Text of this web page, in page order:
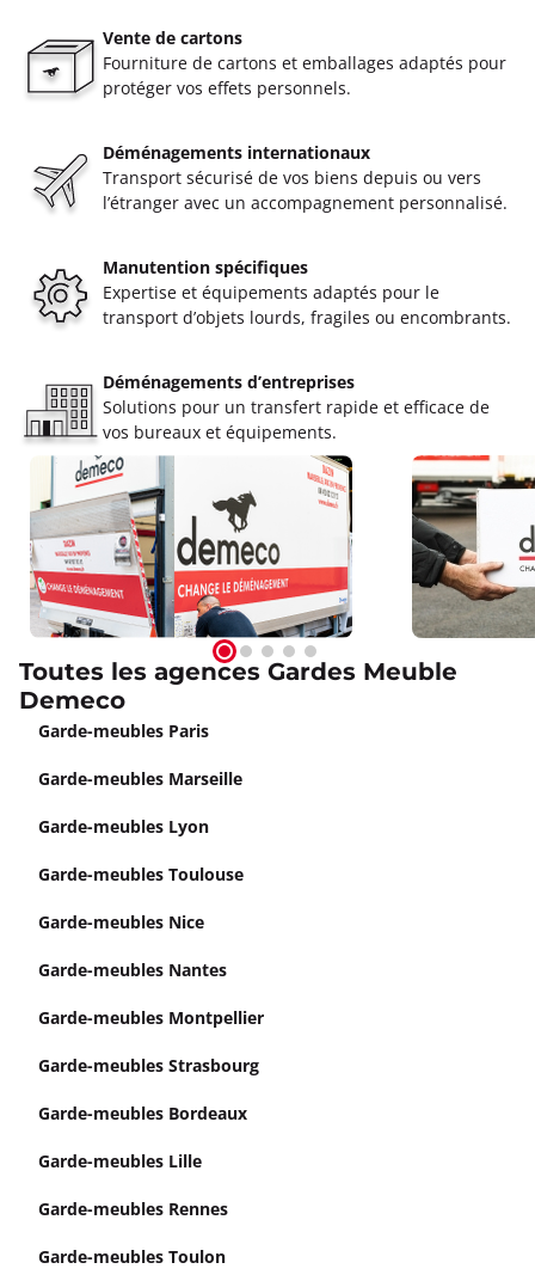
Vente de cartons
Fourniture de cartons et emballages adaptés pour
protéger vos effets personnels.
Déménagements internationaux
Transport sécurisé de vos biens depuis ou vers
l’étranger avec un accompagnement personnalisé.
Manutention spécifiques
Expertise et équipements adaptés pour le
transport d’objets lourds, fragiles ou encombrants.
Déménagements d’entreprises
Solutions pour un transfert rapide et efficace de
vos bureaux et équipements.
Toutes les agences Gardes Meuble
Demeco
Garde-meubles Paris
Garde-meubles Marseille
Garde-meubles Lyon
Garde-meubles Toulouse
Garde-meubles Nice
Garde-meubles Nantes
Garde-meubles Montpellier
Garde-meubles Strasbourg
Garde-meubles Bordeaux
Garde-meubles Lille
Garde-meubles Rennes
Garde-meubles Toulon